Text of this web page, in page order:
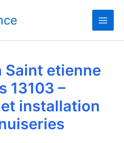
Saint etienne
13103 –
installation